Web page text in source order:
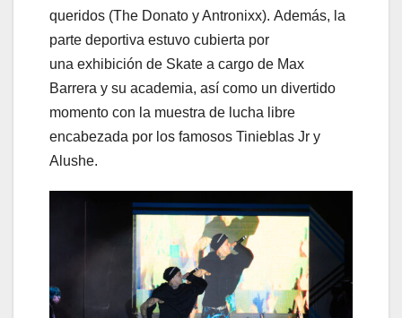
queridos (The Donato y Antronixx). Además, la
parte deportiva estuvo cubierta por
una exhibición de Skate a cargo de Max
Barrera y su academia, así como un divertido
momento con la muestra de lucha libre
encabezada por los famosos Tinieblas Jr y
Alushe.